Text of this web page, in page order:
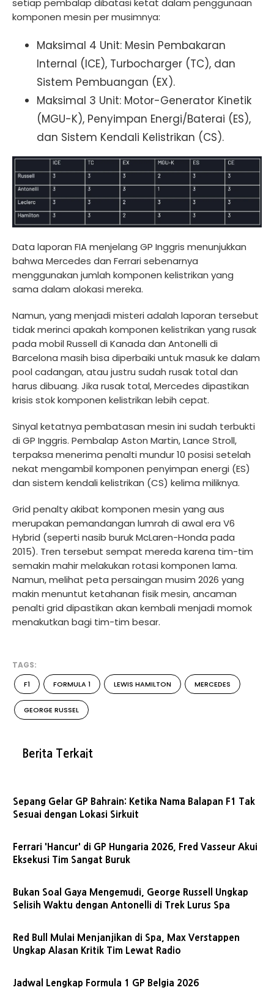
setiap pembalap dibatasi ketat dalam penggunaan
komponen mesin per musimnya:
Maksimal 4 Unit: Mesin Pembakaran
Internal (ICE), Turbocharger (TC), dan
Sistem Pembuangan (EX).
Maksimal 3 Unit: Motor-Generator Kinetik
(MGU-K), Penyimpan Energi/Baterai (ES),
dan Sistem Kendali Kelistrikan (CS).
Data laporan FIA menjelang GP Inggris menunjukkan
bahwa Mercedes dan Ferrari sebenarnya
menggunakan jumlah komponen kelistrikan yang
sama dalam alokasi mereka.
Namun, yang menjadi misteri adalah laporan tersebut
tidak merinci apakah komponen kelistrikan yang rusak
pada mobil Russell di Kanada dan Antonelli di
Barcelona masih bisa diperbaiki untuk masuk ke dalam
pool cadangan, atau justru sudah rusak total dan
harus dibuang. Jika rusak total, Mercedes dipastikan
krisis stok komponen kelistrikan lebih cepat.
Sinyal ketatnya pembatasan mesin ini sudah terbukti
di GP Inggris. Pembalap Aston Martin, Lance Stroll,
terpaksa menerima penalti mundur 10 posisi setelah
nekat mengambil komponen penyimpan energi (ES)
dan sistem kendali kelistrikan (CS) kelima miliknya.
Grid penalty akibat komponen mesin yang aus
merupakan pemandangan lumrah di awal era V6
Hybrid (seperti nasib buruk McLaren-Honda pada
2015). Tren tersebut sempat mereda karena tim-tim
semakin mahir melakukan rotasi komponen lama.
Namun, melihat peta persaingan musim 2026 yang
makin menuntut ketahanan fisik mesin, ancaman
penalti grid dipastikan akan kembali menjadi momok
menakutkan bagi tim-tim besar.
TAGS:
F1 FORMULA 1 LEWIS HAMILTON MERCEDES
GEORGE RUSSEL
Berita Terkait
Sepang Gelar GP Bahrain: Ketika Nama Balapan F1 Tak
Sesuai dengan Lokasi Sirkuit
Ferrari 'Hancur' di GP Hungaria 2026, Fred Vasseur Akui
Eksekusi Tim Sangat Buruk
Bukan Soal Gaya Mengemudi, George Russell Ungkap
Selisih Waktu dengan Antonelli di Trek Lurus Spa
Red Bull Mulai Menjanjikan di Spa, Max Verstappen
Ungkap Alasan Kritik Tim Lewat Radio
Jadwal Lengkap Formula 1 GP Belgia 2026